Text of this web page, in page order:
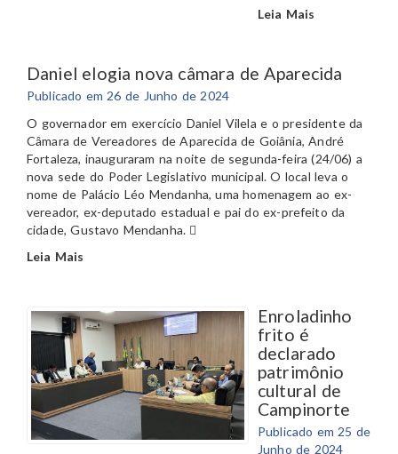
Leia Mais
Daniel elogia nova câmara de Aparecida
Publicado em 26 de Junho de 2024
O governador em exercício Daniel Vilela e o presidente da
Câmara de Vereadores de Aparecida de Goiânia, André
Fortaleza, inauguraram na noite de segunda-feira (24/06) a
nova sede do Poder Legislativo municipal. O local leva o
nome de Palácio Léo Mendanha, uma homenagem ao ex-
vereador, ex-deputado estadual e pai do ex-prefeito da
cidade, Gustavo Mendanha.
Leia Mais
Enroladinho
frito é
declarado
patrimônio
cultural de
Campinorte
Publicado em 25 de
Junho de 2024